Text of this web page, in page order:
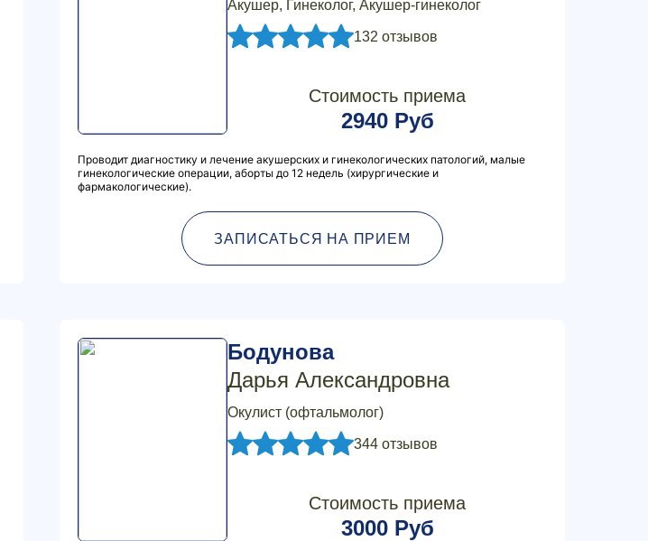
Акушер, Гинеколог, Акушер-гинеколог
132 отзывов
Стоимость приема
2940 Руб
Проводит диагностику и лечение акушерских и гинекологических патологий, малые
гинекологические операции, аборты до 12 недель (хирургические и
фармакологические).
ЗАПИСАТЬСЯ НА ПРИЕМ
Бодунова
Дарья Александровна
Окулист (офтальмолог)
344 отзывов
Стоимость приема
3000 Руб